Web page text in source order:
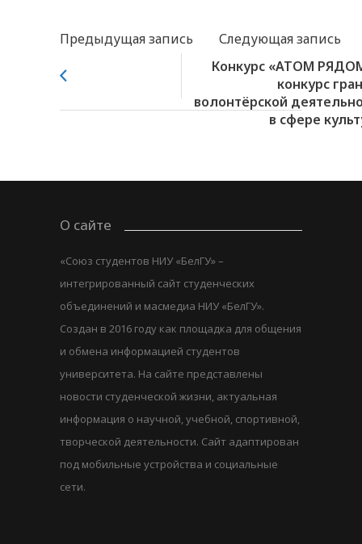
Предыдущая запись
Следующая запись
Конкурс «АТОМ
конкурс
волонтёрской
в сфере
О сайте
«Союз студентов НИУ «БелГУ» –
интегрированный сайт студенческих
объединений и масмедиа НИУ «БелГУ».
Создан в 2016 году как площадка для общения
и обмена информацией студентов
университета. На сайте представлены
новости студенческой жизни, актуальная
информация о научной, учебной, спортивной,
творческой деятельности. Сайт адаптирован
под мобильные устройства и социальные
сети.